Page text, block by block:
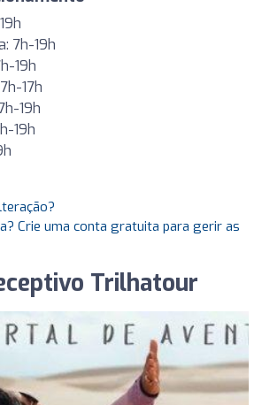
7h-19h
19h
17h
19h
19h
Crie uma conta gratuita para gerir as
Trilhatour